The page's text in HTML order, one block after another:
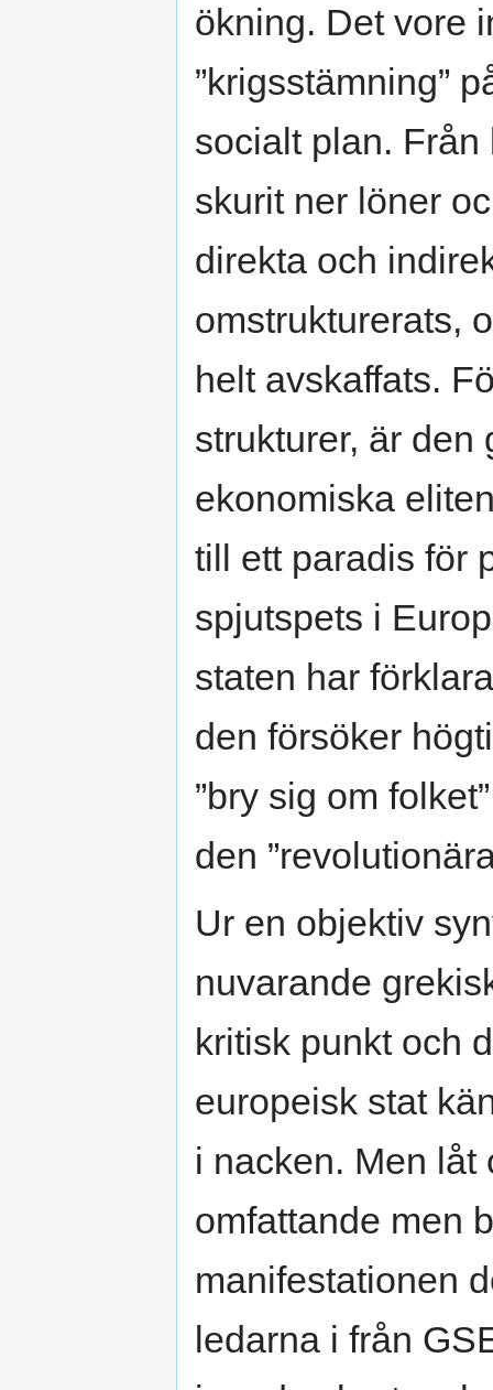
ökning. Det vore
”krigsstämning”
socialt plan.
skurit ner löner
direkta och
omstrukturerats,
helt avskaffats.
strukturer, är
ekonomiska
till ett paradis för
spjutspets i
staten har
den försöker
”bry sig om
den
Ur en objektiv
nuvarande
kritisk punkt och
europeisk stat
i nacken. Men låt
omfattande men
manifestationen
ledarna i från